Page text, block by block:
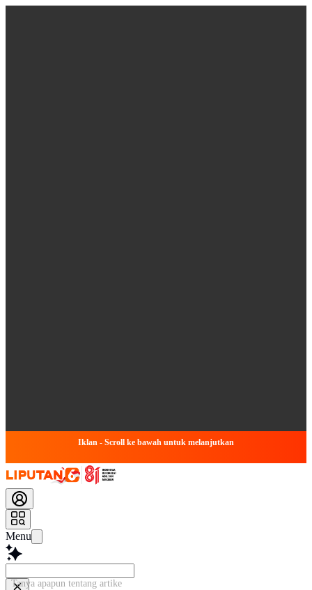
Iklan - Scroll ke bawah untuk melanjutkan
Menu
Tanya apapun tentang artikel ini...